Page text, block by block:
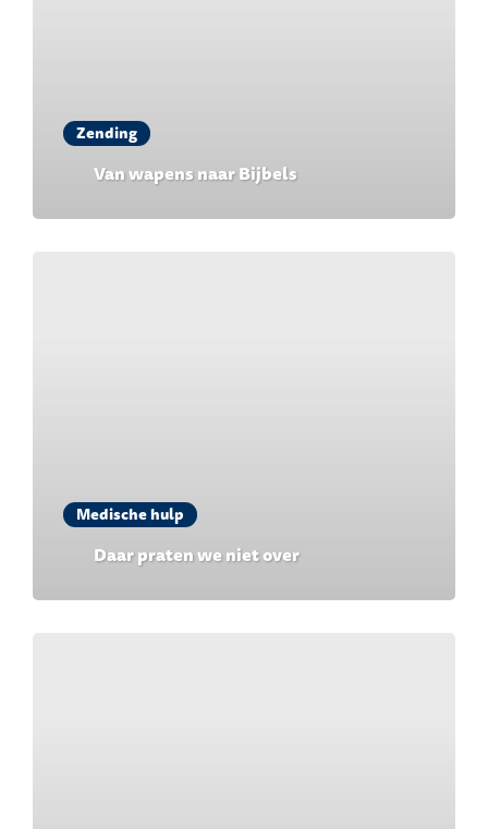
Zending
Van wapens naar Bijbels
Medische hulp
Daar praten we niet over